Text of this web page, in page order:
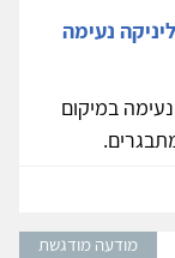
נעימה
במיקום
מודעה מודגשת